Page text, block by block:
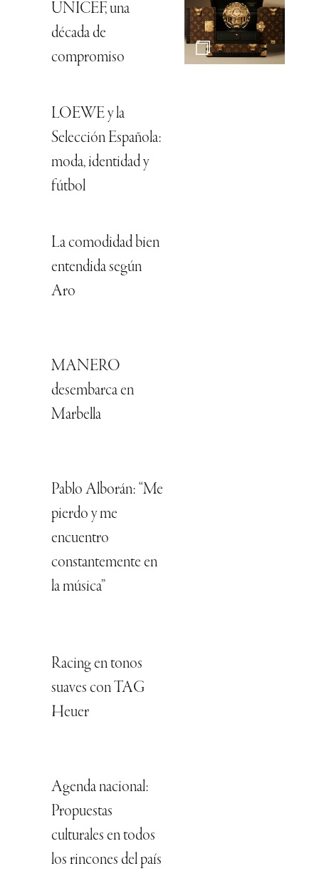
UNICEF, una
década de
compromiso
LOEWE y la
Selección Española:
moda, identidad y
fútbol
La comodidad bien
entendida según
Aro
MANERO
desembarca en
Marbella
Pablo Alborán: “Me
pierdo y me
encuentro
constantemente en
la música”
Racing en tonos
suaves con TAG
Heuer
Agenda nacional:
Propuestas
culturales en todos
los rincones del país